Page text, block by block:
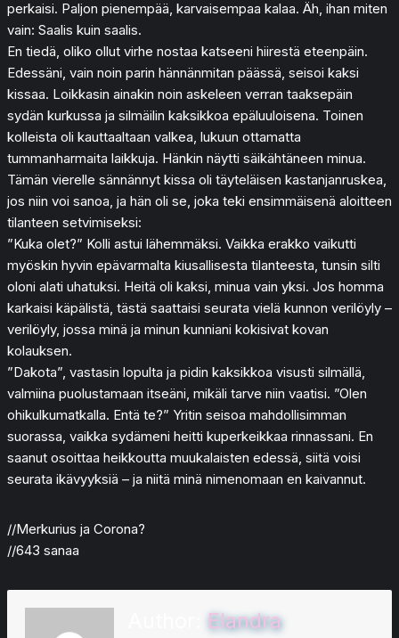
perkaisi. Paljon pienempää, karvaisempaa kalaa. Äh, ihan miten
vain: Saalis kuin saalis.
En tiedä, oliko ollut virhe nostaa katseeni hiirestä eteenpäin.
Edessäni, vain noin parin hännänmitan päässä, seisoi kaksi
kissaa. Loikkasin ainakin noin askeleen verran taaksepäin
sydän kurkussa ja silmäilin kaksikkoa epäluuloisena. Toinen
kolleista oli kauttaaltaan valkea, lukuun ottamatta
tummanharmaita laikkuja. Hänkin näytti säikähtäneen minua.
Tämän vierelle sännännyt kissa oli täyteläisen kastanjanruskea,
jos niin voi sanoa, ja hän oli se, joka teki ensimmäisenä aloitteen
tilanteen setvimiseksi:
”Kuka olet?” Kolli astui lähemmäksi. Vaikka erakko vaikutti
myöskin hyvin epävarmalta kiusallisesta tilanteesta, tunsin silti
oloni alati uhatuksi. Heitä oli kaksi, minua vain yksi. Jos homma
karkaisi käpälistä, tästä saattaisi seurata vielä kunnon verilöyly –
verilöyly, jossa minä ja minun kunniani kokisivat kovan
kolauksen.
”Dakota”, vastasin lopulta ja pidin kaksikkoa visusti silmällä,
valmiina puolustamaan itseäni, mikäli tarve niin vaatisi. ”Olen
ohikulkumatkalla. Entä te?” Yritin seisoa mahdollisimman
suorassa, vaikka sydämeni heitti kuperkeikkaa rinnassani. En
saanut osoittaa heikkoutta muukalaisten edessä, siitä voisi
seurata ikävyyksiä – ja niitä minä nimenomaan en kaivannut.
//Merkurius ja Corona?
//643 sanaa
Elandra